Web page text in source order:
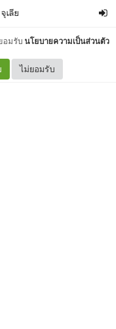
อมรับนโยบายความเป็นส่วนตัว
ไม่ยอมรับ
จุเลีย
อง